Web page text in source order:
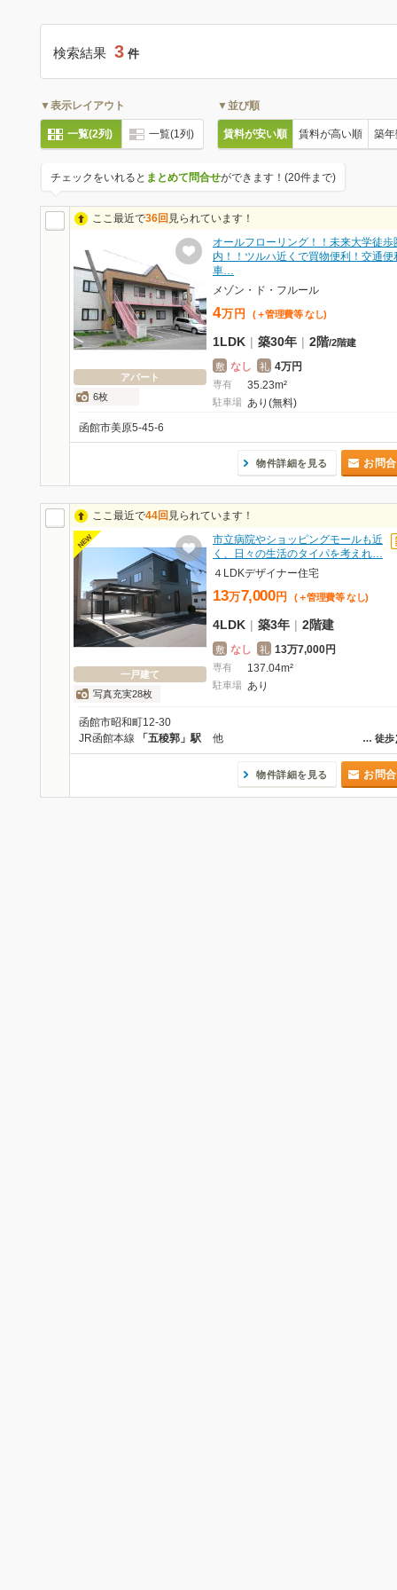
検索結果 3 件
▼表示レイアウト
一覧(2列) 一覧(1列)
▼並び順
賃料が安い順 賃料が高い順 築
チェックをいれると まとめて問合せができます！(20件まで)
ここ最近で36回 見られています！
アパート
6枚
オールフローリング！！未来大学徒歩
内！！ツルハ近くで買物便利！交通便
車…
メゾン・ド・フルール
4万 円 (＋管理費等 なし)
1LDK | 築30年 | 2階/2階建
敷 なし 礼 4万円
専有 35.23m²
駐車場 あり(無料)
函館市美原5-45-6
物件詳細を見る お問
ここ最近で44回 見られています！
NEW
一戸建て
写真充実28枚
市立病院やショッピングモールも近
く、日々の生活のタイパを考えれ…
４LDKデザイナー住宅
13万7,000 円 (＋管理費等 なし)
4LDK | 築3年 | 2階建
敷 なし 礼 13万7,000円
専有 137.04m²
駐車場 あり
函館市昭和町12-30
… 徒歩
JR函館本線 「五稜郭」駅 他
物件詳細を見る お問